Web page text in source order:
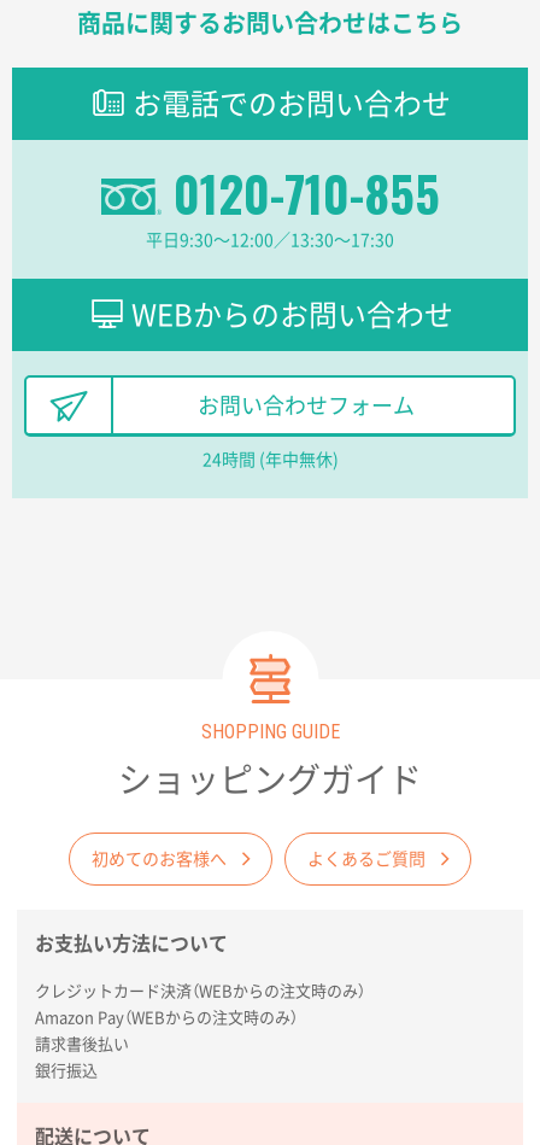
商品に関するお問い合わせはこちら
お電話でのお問い合わせ
0120-710-855
平日9:30〜12:00／13:30〜17:30
WEBからのお問い合わせ
お問い合わせフォーム
24時間 (年中無休)
SHOPPING GUIDE
ショッピングガイド
初めてのお客様へ よくあるご質問
お支払い方法について
クレジットカード決済（WEBからの注文時のみ）
Amazon Pay（WEBからの注文時のみ）
請求書後払い
銀行振込
配送について